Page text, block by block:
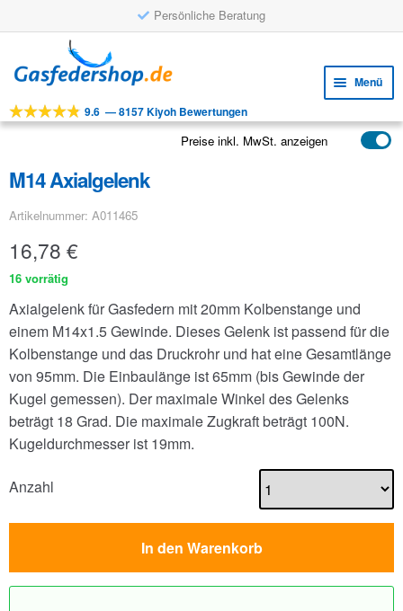
Persönliche Beratung
Navigation
springen
Inhalt
springen
Menü
Werkzeuge
Anwendungen
Kundenservice
FAQ
9.6 —8157 Kiyoh Bewertungen
Preise inkl. MwSt. anzeigen
M14 Axialgelenk
Artikelnummer: A011465
16,78 €
16 vorrätig
Axialgelenk für Gasfedern mit 20mm Kolbenstange und
einem M14x1.5 Gewinde. Dieses Gelenk ist passend für die
Kolbenstange und das Druckrohr und hat eine Gesamtlänge
von 95mm. Die Einbaulänge ist 65mm (bis Gewinde der
Kugel gemessen). Der maximale Winkel des Gelenks
beträgt 18 Grad. Die maximale Zugkraft beträgt 100N.
Kugeldurchmesser ist 19mm.
Anzahl
In den Warenkorb